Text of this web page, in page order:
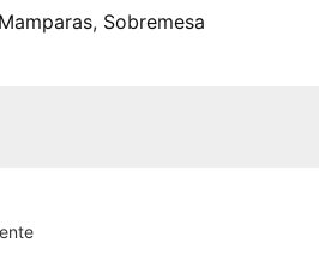
Mamparas, Sobremesa